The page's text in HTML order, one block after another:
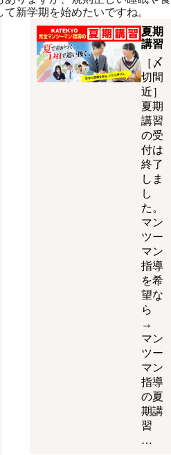
新学期を始めたいですね。
夏期
講習
［〆
切間
近］
夏期
講習
の受
付は
終了
しま
し
た。
マン
ツー
マン
指導
を希
望な
ら
→
マン
ツー
マン
指導
の夏
期講
習
…